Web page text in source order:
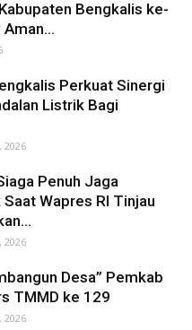
Bengkalis ke-
Perkuat Sinergi
Listrik Bagi
2026
Penuh Jaga
Wapres RI Tinjau
2026
Desa” Pemkab
TMMD ke 129
2026